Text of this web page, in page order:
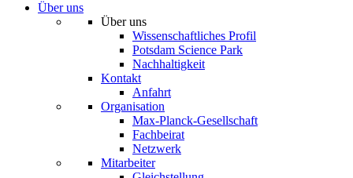
Über uns
Über uns
Wissenschaftliches Profil
Potsdam Science Park
Nachhaltigkeit
Kontakt
Anfahrt
Organisation
Max-Planck-Gesellschaft
Fachbeirat
Netzwerk
Mitarbeiter